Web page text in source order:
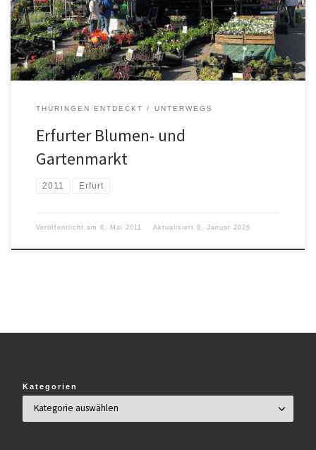
THÜRINGEN ENTDECKT UNTERWEGS
Erfurter Blumen- und
Gartenmarkt
2011 Erfurt
Veröffentlicht am 8. Mai 2011 Aktualisiert 9. Januar 2026
Kategorien